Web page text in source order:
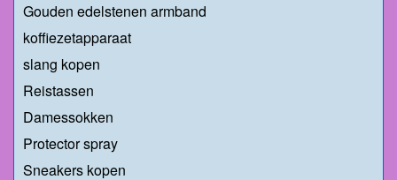
Gouden edelstenen armband
koffiezetapparaat
slang kopen
Reistassen
Damessokken
Protector spray
Sneakers kopen